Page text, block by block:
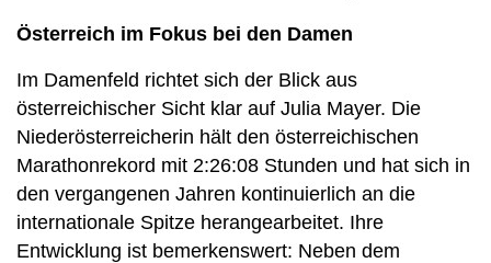
Österreich im Fokus bei den Damen
Im Damenfeld richtet sich der Blick aus
österreichischer Sicht klar auf Julia Mayer. Die
Niederösterreicherin hält den österreichischen
Marathonrekord mit 2:26:08 Stunden und hat sich in
den vergangenen Jahren kontinuierlich an die
internationale Spitze herangearbeitet. Ihre
Entwicklung ist bemerkenswert: Neben dem